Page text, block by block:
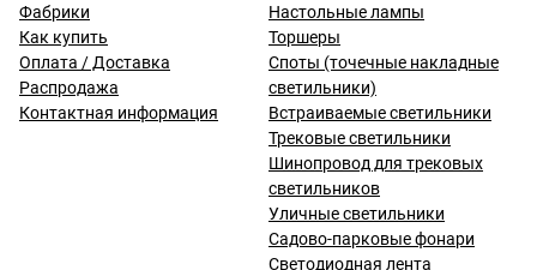
Фабрики
Как купить
Оплата / Доставка
Распродажа
Контактная информация
Настольные лампы
Торшеры
Споты (точечные накладные
светильники)
Встраиваемые светильники
Трековые светильники
Шинопровод для трековых
светильников
Уличные светильники
Садово-парковые фонари
Светодиодная лента